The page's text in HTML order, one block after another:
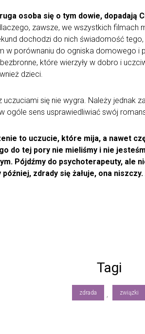
osoba się o tym dowie, dopadają
zawsze, we wszystkich filmach
dochodzi do nich świadomość
w porównaniu do ogniska domowego i
które wierzyły w dobro i
dzieci.
się nie wygra. Należy jednak
ogóle sens usprawiedliwiać swój
to uczucie, które mija, a nawet
do tej pory nie mieliśmy i nie
Pójdźmy do psychoterapeuty, ale
zdrady się żałuje, ona
Tagi
zdrada , związki